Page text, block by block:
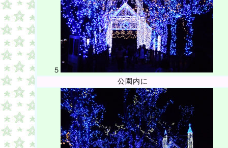
５
公園内に